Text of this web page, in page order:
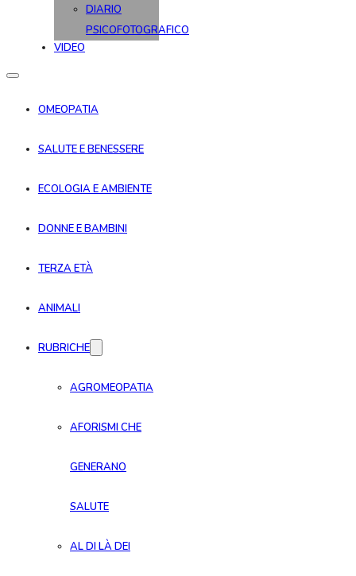
DIARIO
PSICOFOTOGRAFICO
VIDEO
OMEOPATIA
SALUTE E BENESSERE
ECOLOGIA E AMBIENTE
DONNE E BAMBINI
TERZA ETÀ
ANIMALI
RUBRICHE
AGROMEOPATIA
AFORISMI CHE
GENERANO
SALUTE
AL DI LÀ DEI